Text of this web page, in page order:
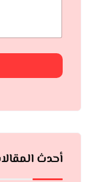
أحدث